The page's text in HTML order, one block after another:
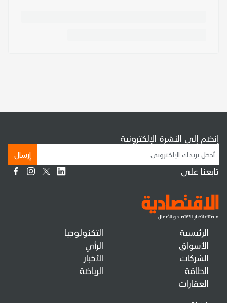
الرئيسية
الأسواق
الشركات
الطاقة
العقارات
التكنولوجيا
الرأي
الأخبار
الرياضة
إنضم إلى النشرة الإلكترونية
إرسال
تابعنا على